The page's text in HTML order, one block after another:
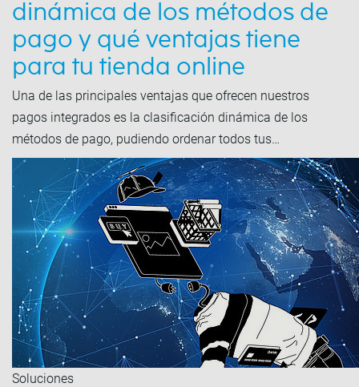
dinámica de los métodos de
pago y qué ventajas tiene
para tu tienda online
Una de las principales ventajas que ofrecen nuestros
pagos integrados es la clasificación dinámica de los
métodos de pago, pudiendo ordenar todos tus…
Soluciones